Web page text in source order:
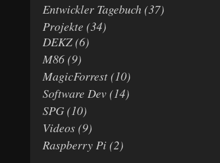
Entwickler Tagebuch(37)
Projekte(34)
DEKZ(6)
M86(9)
MagicForrest(10)
Software Dev(14)
SPG(10)
Videos(9)
Raspberry Pi(2)